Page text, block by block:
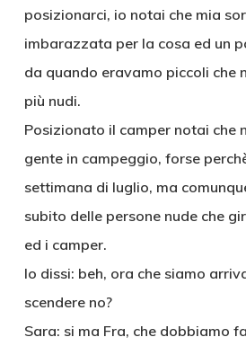
posizionarci, io notai che mia
imbarazzata per la cosa ed un
da quando eravamo piccoli che
più nudi.
Posizionato il camper notai che
gente in campeggio, forse
settimana di luglio, ma
subito delle persone nude che
ed i camper.
Io dissi: beh, ora che siamo
scendere no?
Sara: si ma Fra, che dobbiamo